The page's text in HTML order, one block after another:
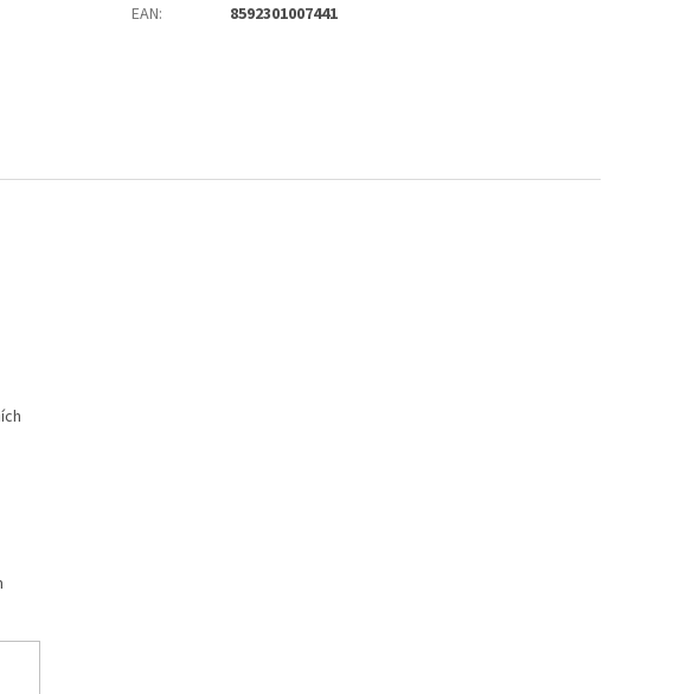
EAN: 8592301007441